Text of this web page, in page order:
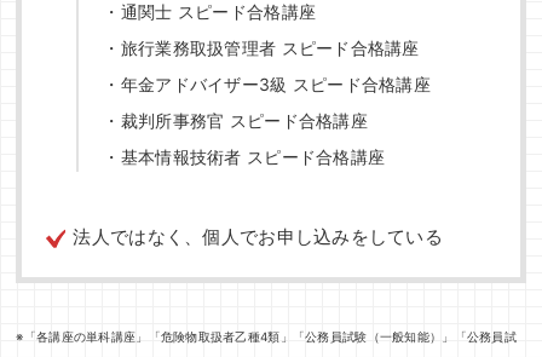
・通関士 スピード合格講座
・旅行業務取扱管理者 スピード合格講座
・年金アドバイザー3級 スピード合格講座
・裁判所事務官 スピード合格講座
・基本情報技術者 スピード合格講座
法人ではなく、個人でお申し込みをしている
※「各講座の単科講座」「危険物取扱者乙種4類」「公務員試験（一般知能）」「公務員試